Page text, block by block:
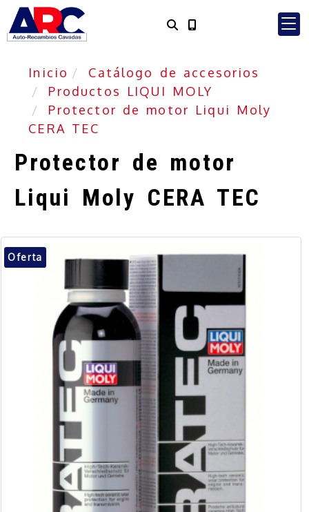
Inicio
Catálogo de accesorios
Productos LIQUI MOLY
Protector de motor Liqui Moly
CERA TEC
Protector de motor
Liqui Moly CERA TEC
Oferta